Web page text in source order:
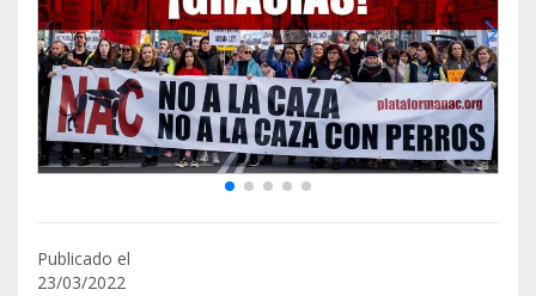
Publicado el
23/03/2022